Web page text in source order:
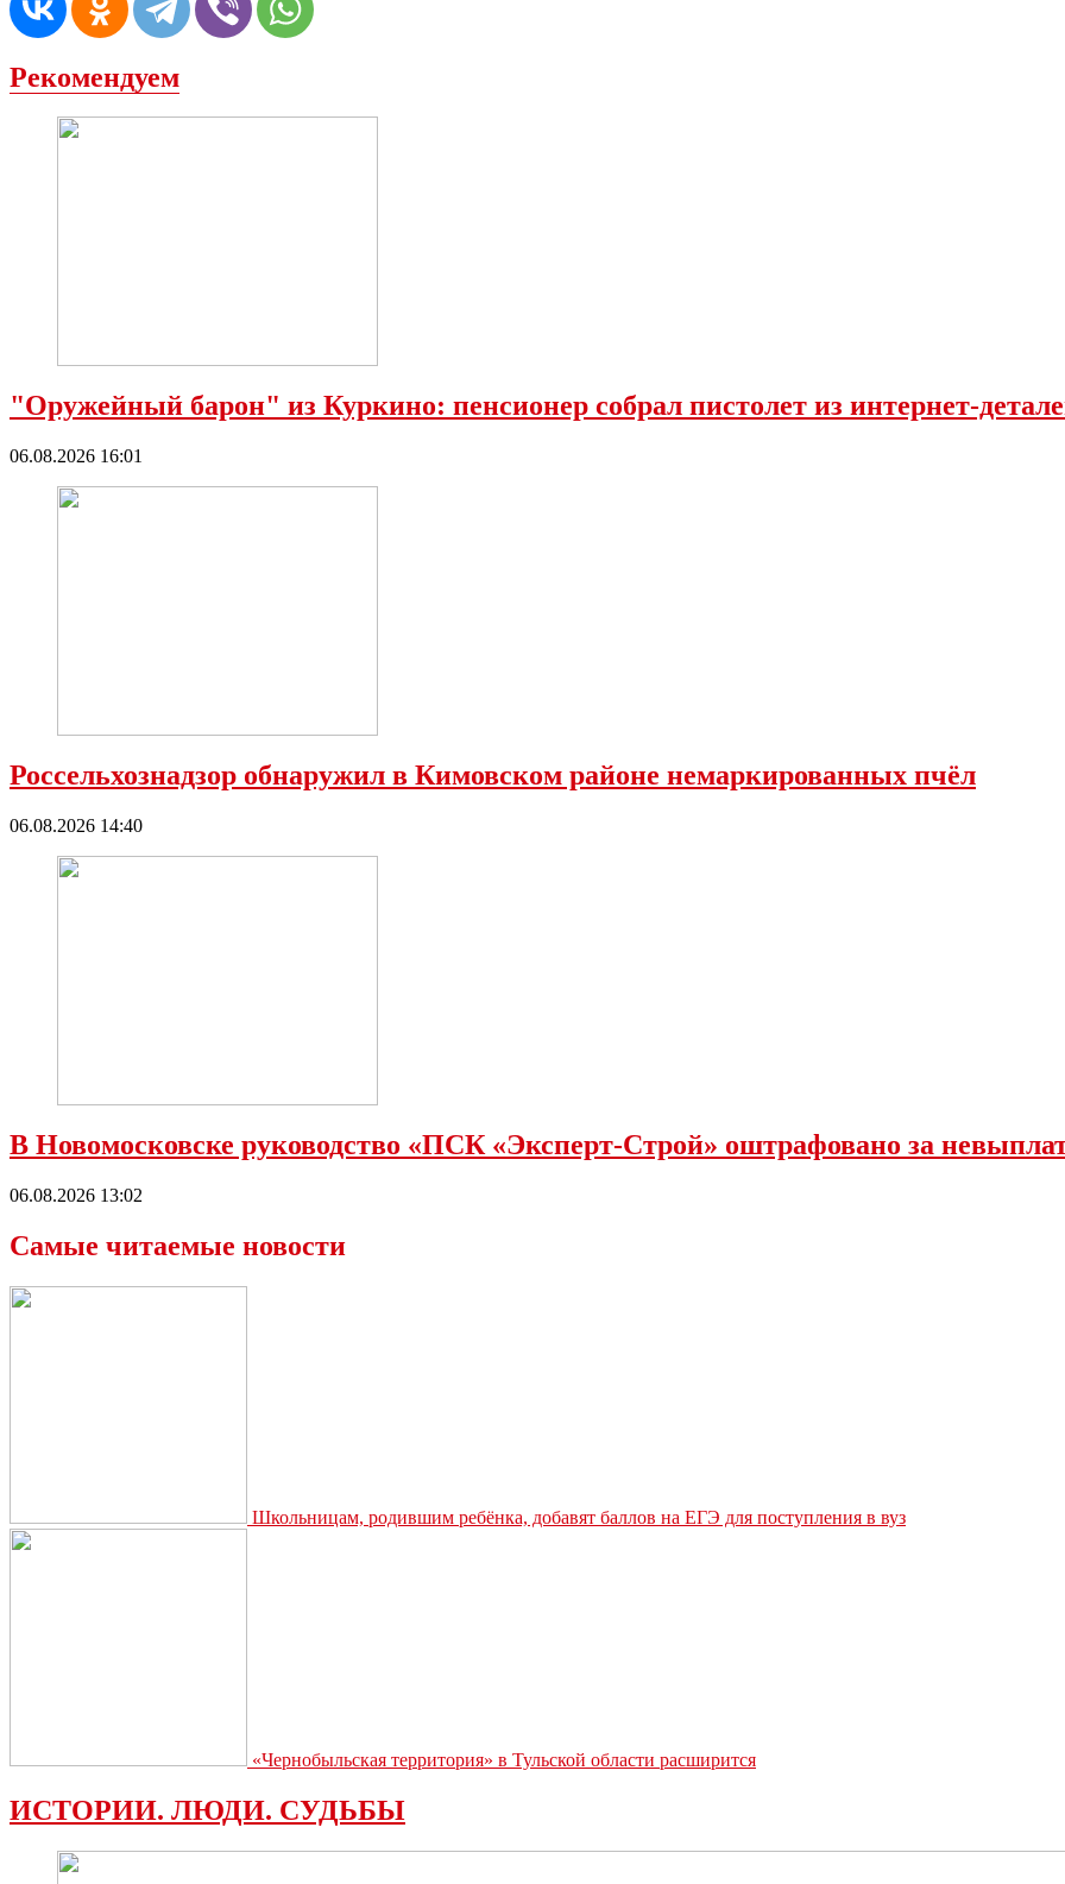
Рекомендуем
"Оружейный барон" из Куркино: пенсионер собрал пистолет из интернет-
06.08.2026 16:01
Россельхознадзор обнаружил в Кимовском районе немаркированных пчёл
06.08.2026 14:40
В Новомосковске руководство «ПСК «Эксперт-Строй» оштрафовано за
06.08.2026 13:02
Самые читаемые новости
Школьницам, родившим ребёнка, добавят баллов на ЕГЭ для поступления в вуз
«Чернобыльская территория» в Тульской области расширится
ИСТОРИИ. ЛЮДИ. СУДЬБЫ